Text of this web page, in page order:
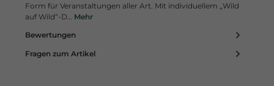
Form für Veranstaltungen aller Art. Mit individuellem „Wild
auf Wild“-D… Mehr
Bewertungen
Fragen zum Artikel